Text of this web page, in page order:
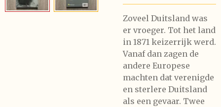
Zoveel Duitsland was
er vroeger. Tot het land
in 1871 keizerrijk werd.
Vanaf dan zagen de
andere Europese
machten dat verenigde
en sterlere Duitsland
als een gevaar. Twee